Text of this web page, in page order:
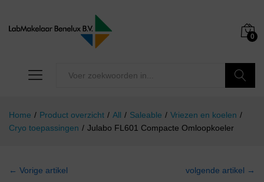
0
Home / Product overzicht / All / Saleable / Vriezen en koelen /
Cryo toepassingen / Julabo FL601 Compacte Omloopkoeler
← Vorige artikel volgende artikel →